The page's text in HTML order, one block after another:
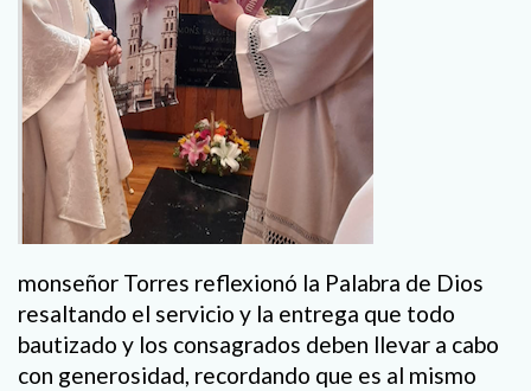
monseñor Torres reflexionó la Palabra de Dios
resaltando el servicio y la entrega que todo
bautizado y los consagrados deben llevar a cabo
con generosidad, recordando que es al mismo